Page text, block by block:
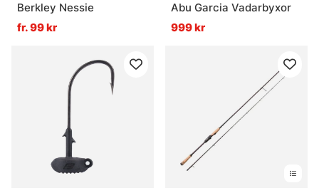
Berkley Nessie
fr. 99 kr
Abu Garcia Vadarbyxor
999 kr